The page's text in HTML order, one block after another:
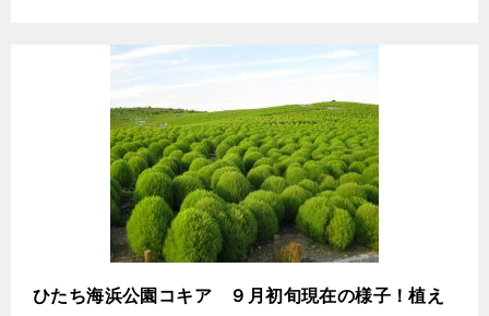
ひたち海浜公園コキア ９月初旬現在の様子！植え